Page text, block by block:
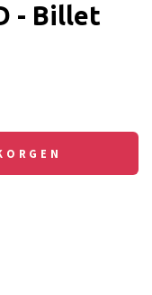
- Billet